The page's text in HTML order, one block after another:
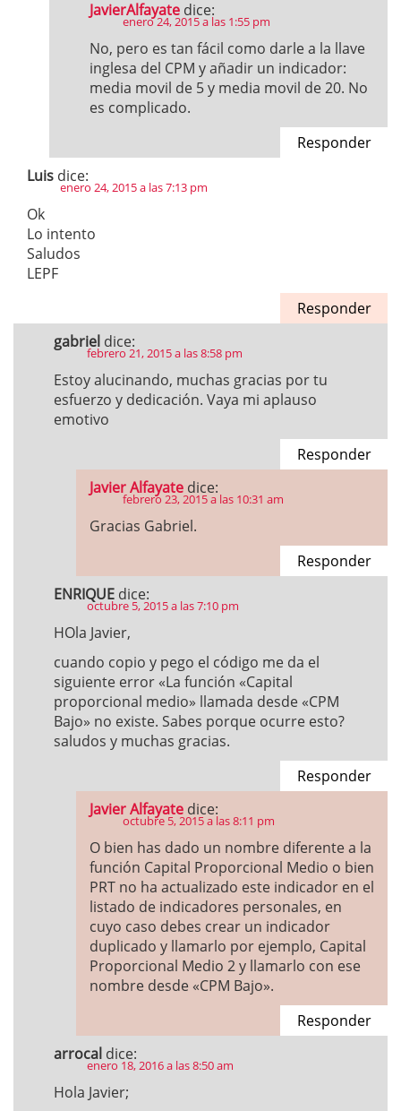
JavierAlfayate dice:
enero 24, 2015 a las 1:55 pm
No, pero es tan fácil como darle a la llave
inglesa del CPM y añadir un indicador:
media movil de 5 y media movil de 20. No
es complicado.
Responder
Luis dice:
enero 24, 2015 a las 7:13 pm
Ok
Lo intento
Saludos
LEPF
Responder
gabriel dice:
febrero 21, 2015 a las 8:58 pm
Estoy alucinando, muchas gracias por tu
esfuerzo y dedicación. Vaya mi aplauso
emotivo
Responder
Javier Alfayate dice:
febrero 23, 2015 a las 10:31 am
Gracias Gabriel.
Responder
ENRIQUE dice:
octubre 5, 2015 a las 7:10 pm
HOla Javier,
cuando copio y pego el código me da el
siguiente error «La función «Capital
proporcional medio» llamada desde «CPM
Bajo» no existe. Sabes porque ocurre esto?
saludos y muchas gracias.
Responder
Javier Alfayate dice:
octubre 5, 2015 a las 8:11 pm
O bien has dado un nombre diferente a la
función Capital Proporcional Medio o bien
PRT no ha actualizado este indicador en el
listado de indicadores personales, en
cuyo caso debes crear un indicador
duplicado y llamarlo por ejemplo, Capital
Proporcional Medio 2 y llamarlo con ese
nombre desde «CPM Bajo».
Responder
arrocal dice:
enero 18, 2016 a las 8:50 am
Hola Javier;